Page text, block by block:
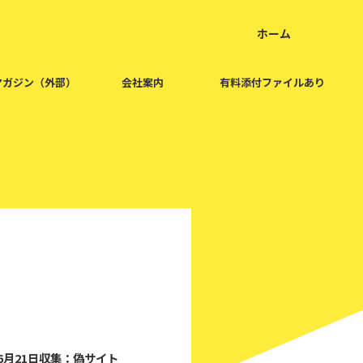
ホーム
ジン（外部） 会社案内 有料添付ファイルあり
21日収集：偽サイト